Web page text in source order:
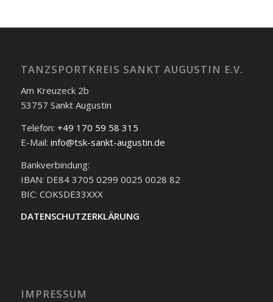
TANZSPORTKREIS SANKT AUGUSTIN E.V.
Am Kreuzeck 2b
53757 Sankt Augustin
Telefon: +49 170 59 58 315
E-Mail: info@tsk-sankt-augustin.de
Bankverbindung:
IBAN: DE84 3705 0299 0025 0028 82
BIC: COKSDE33XXX
DATENSCHUTZERKLÄRUNG
IMPRESSUM